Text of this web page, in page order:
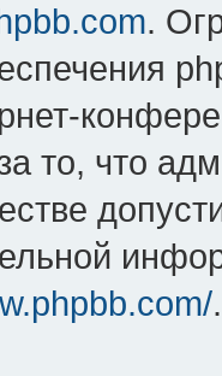
.
то, что
.